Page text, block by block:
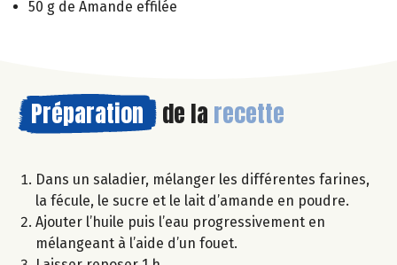
50 g de Amande effilée
Préparation de la recette
Dans un saladier, mélanger les différentes farines,
la fécule, le sucre et le lait d’amande en poudre.
Ajouter l’huile puis l’eau progressivement en
mélangeant à l’aide d’un fouet.